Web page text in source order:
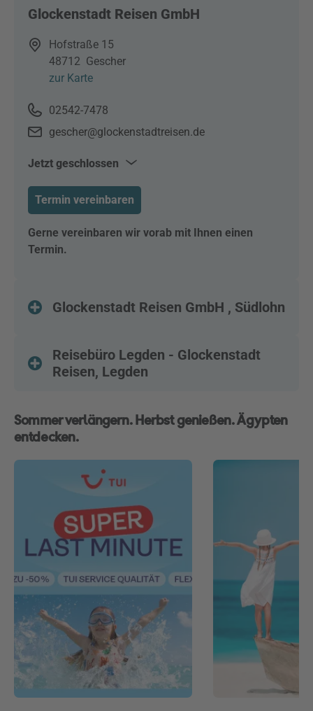
Glockenstadt Reisen GmbH
Hofstraße 15
48712 Gescher
zur Karte
02542-7478
gescher@glockenstadtreisen.de
Jetzt geschlossen
Mo–Fr
09:30–13:00
14:00–18:00
Sa
10:00–13:00
Termin vereinbaren
Gerne vereinbaren wir vorab mit Ihnen einen
Termin.
Glockenstadt Reisen GmbH , Südlohn
Reisebüro Legden - Glockenstadt
Reisen, Legden
Sommer verlängern. Herbst genießen. Ägypten
entdecken.